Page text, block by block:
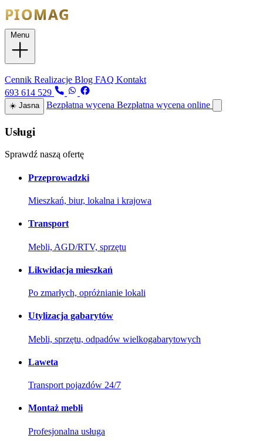
Cennik Realizacje Blog FAQ Kontakt
693 614 529
☀️ Jasna Bezpłatna wycena Bezpłatna wycena online
Usługi
Sprawdź naszą ofertę
Przeprowadzki
Mieszkań, biur, lokalna i krajowa
Transport
Mebli, AGD/RTV, sprzętu
Likwidacja mieszkań
Po zmarłych, opróżnianie lokali
Utylizacja gabarytów
Mebli, sprzętu, odpadów wielkogabarytowych
Laweta
Transport pojazdów 24/7
Montaż mebli
Profesjonalna usługa